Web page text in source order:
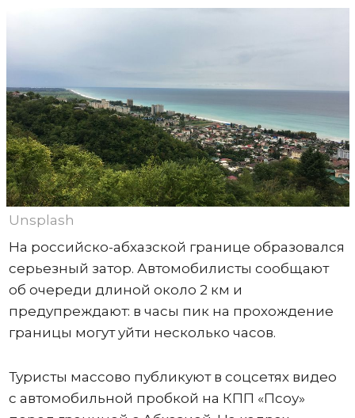
Unsplash
На российско-абхазской границе образовался
серьезный затор. Автомобилисты сообщают
об очереди длиной около 2 км и
предупреждают: в часы пик на прохождение
границы могут уйти несколько часов.
Туристы массово публикуют в соцсетях видео
с автомобильной пробкой на КПП «Псоу»